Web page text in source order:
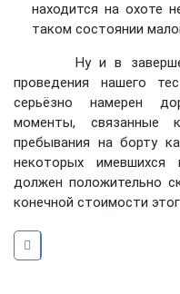
находится на охоте
таком состоянии
Ну и в
проведения нашего
серьёзно намерен
моменты, связанные
пребывания на борту
некоторых
должен положительно
конечной стоимости